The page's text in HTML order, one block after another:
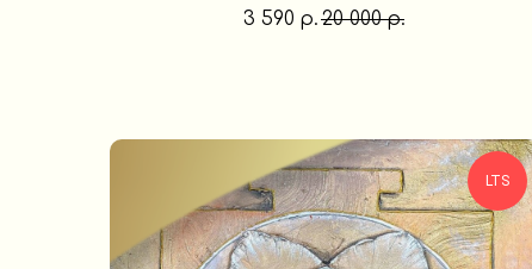
3 590 р. 20 000 р.
LTS